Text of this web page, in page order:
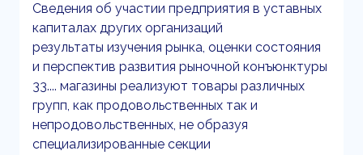
Сведения об участии предприятия в уставных
капиталах других организаций
результаты изучения рынка, оценки состояния
и перспектив развития рыночной конъюнктуры
33.... магазины реализуют товары различных
групп, как продовольственных так и
непродовольственных, не образуя
специализированные секции